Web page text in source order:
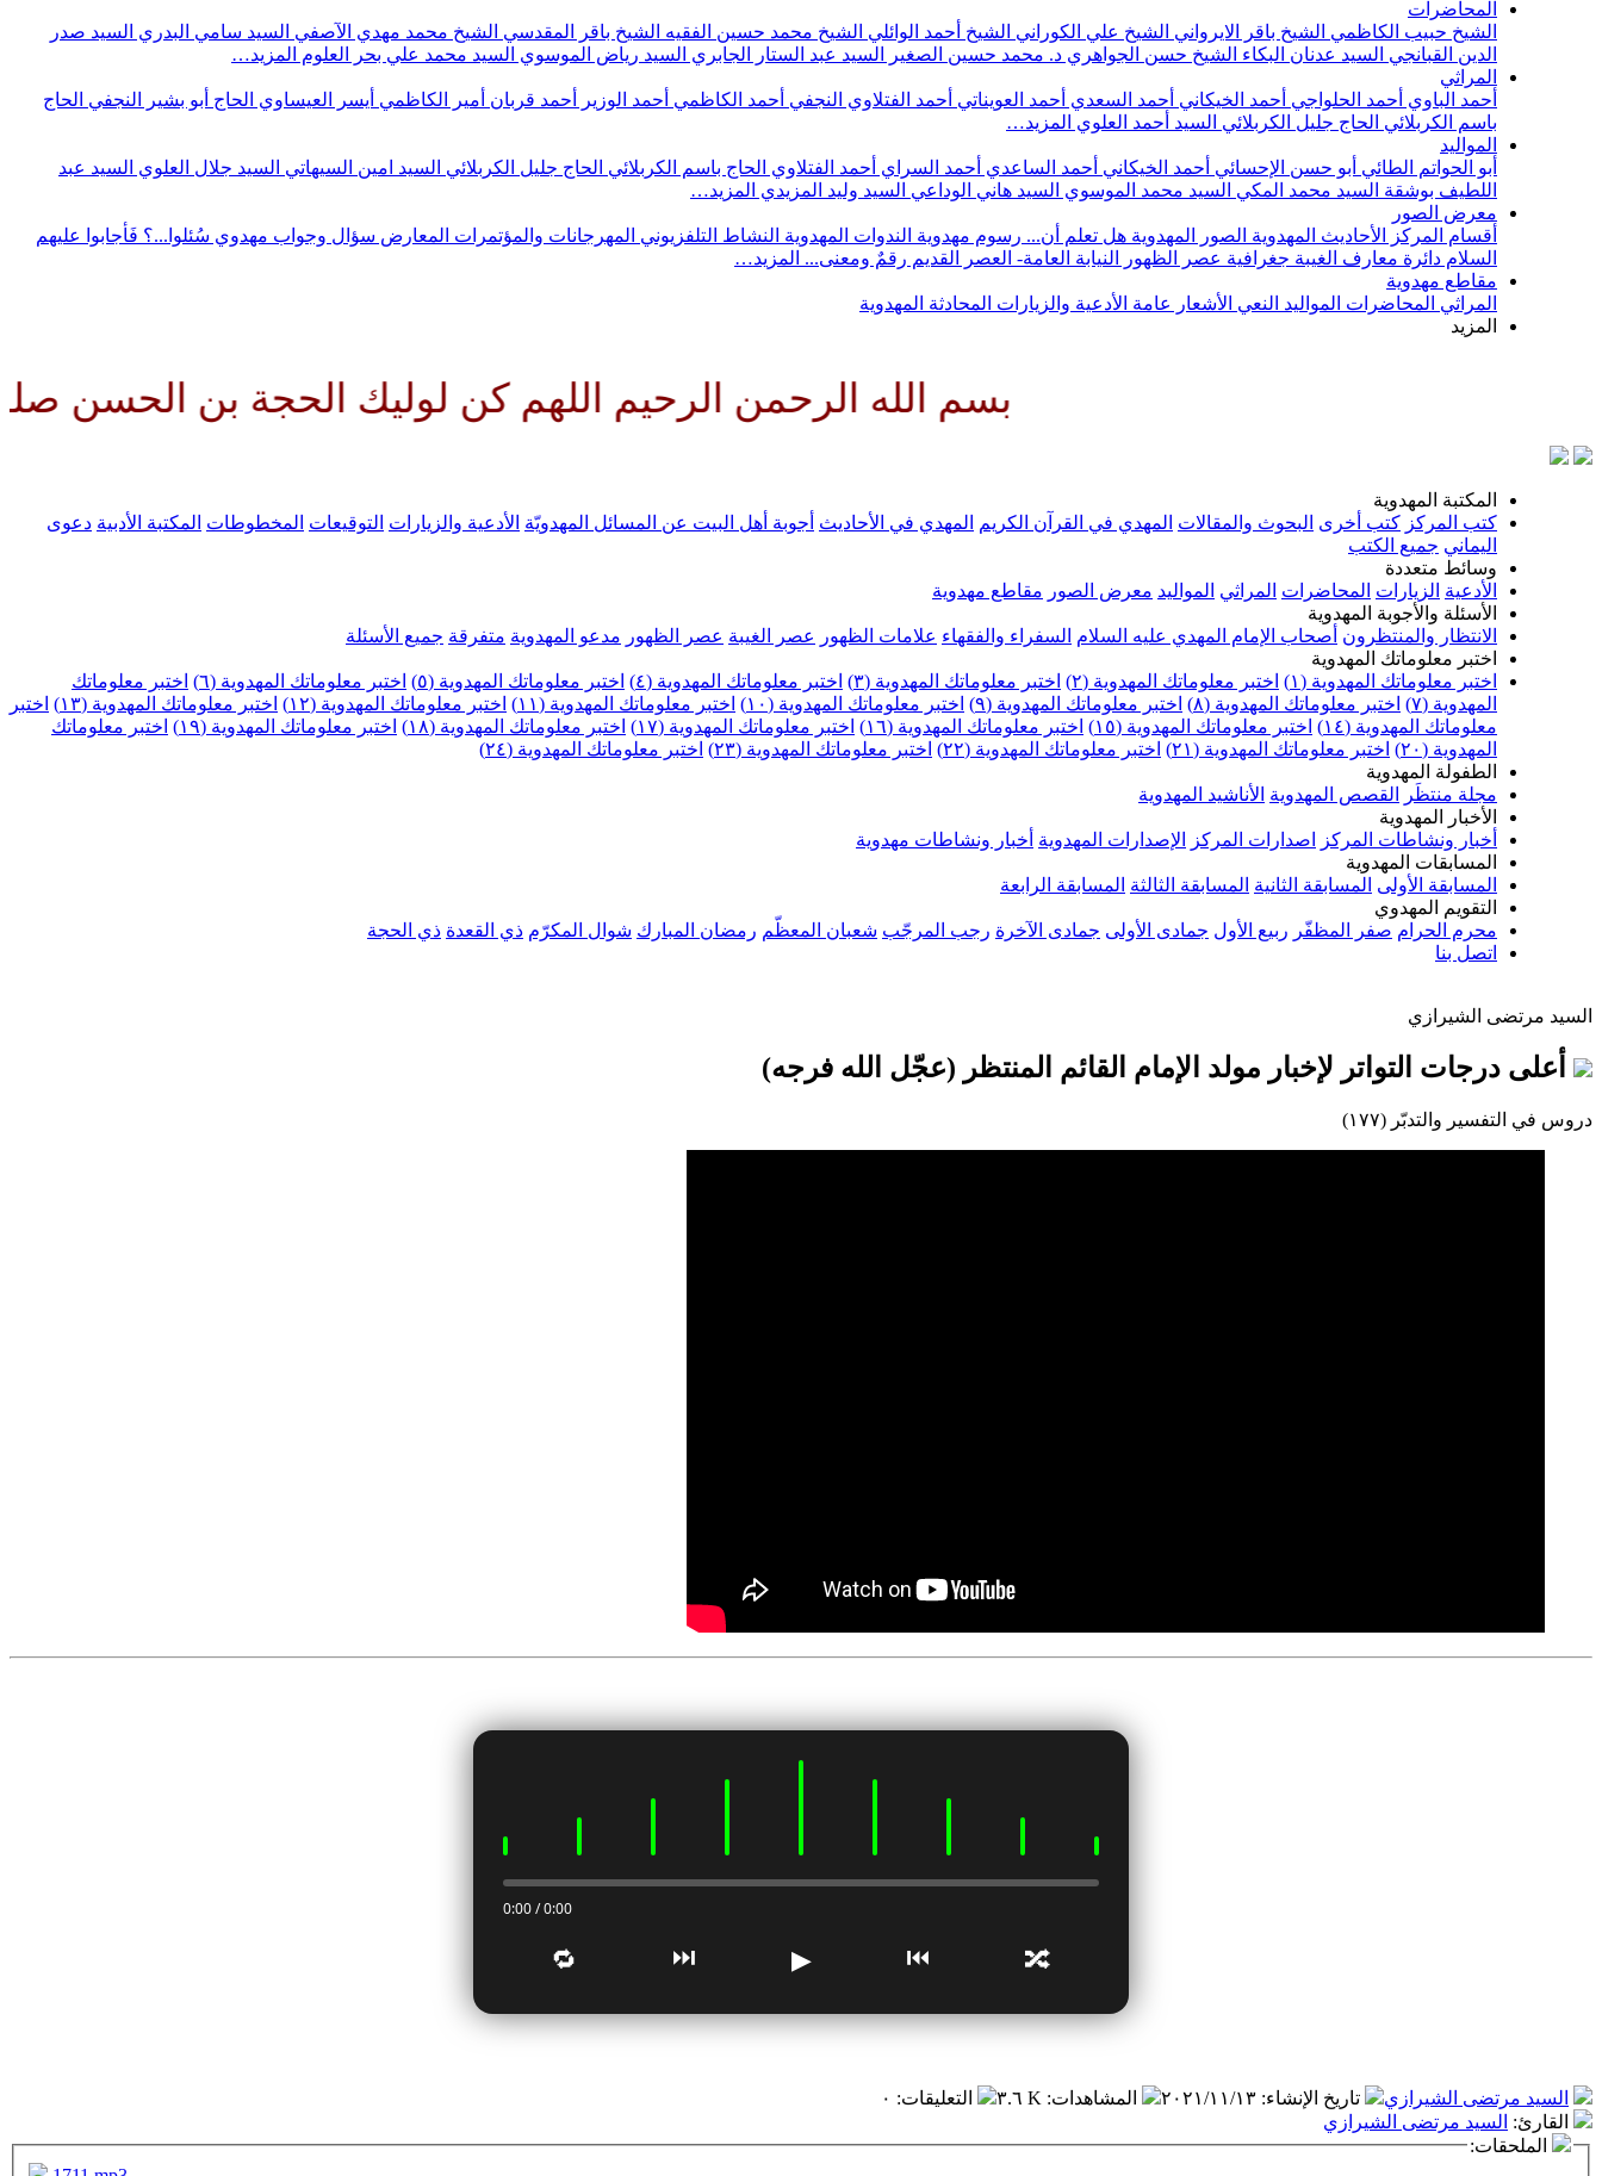
المحاضرات
الشيخ حبيب الكاظمي الشيخ باقر الايرواني الشيخ علي الكوراني الشيخ أحمد الوائلي الشيخ محمد حسين الفقيه الشيخ باقر المقدسي الشيخ محمد مهدي الآصفي السيد سامي البدري السيد صدر
الدين القبانجي السيد عدنان البكاء الشيخ حسن الجواهري د. محمد حسين الصغير السيد عبد الستار الجابري السيد رياض الموسوي السيد محمد علي بحر العلوم المزيد…
المراثي
أحمد الباوي أحمد الحلواجي أحمد الخيكاني أحمد السعدي أحمد العويناتي أحمد الفتلاوي النجفي أحمد الكاظمي أحمد الوزير أحمد قربان أمير الكاظمي أيسر العيساوي الحاج أبو بشير النجفي الحاج
باسم الكربلائي الحاج جليل الكربلائي السيد أحمد العلوي المزيد…
المواليد
أبو الحواتم الطائي أبو حسن الإحسائي أحمد الخيكاني أحمد الساعدي أحمد السراي أحمد الفتلاوي الحاج باسم الكربلائي الحاج جليل الكربلائي السيد امين السيهاتي السيد جلال العلوي السيد عبد
اللطيف بوشقة السيد محمد المكي السيد محمد الموسوي السيد هاني الوداعي السيد وليد المزيدي المزيد…
معرض الصور
أقسام المركز
الأحاديث المهدوية الصور المهدوية هل تعلم أن... رسوم مهدوية الندوات المهدوية النشاط التلفزيوني المهرجانات والمؤتمرات المعارض سؤال وجواب مهدوي سُئلوا...؟ فَأجابوا عليهم
السلام دائرة معارف الغيبة جغرافية عصر الظهور النيابة العامة- العصر القديم رقمٌ ومعنى... المزيد…
مقاطع مهدوية
المراثي المحاضرات المواليد النعي الأشعار عامة الأدعية والزيارات المحادثة المهدوية
المزيد
بسم الله الرحمن الرحيم اللهم كن لوليك الحجة بن الحسن صلواتك
المكتبة المهدوية
كتب المركز كتب أخرى البحوث والمقالات المهدي في القرآن الكريم المهدي في الأحاديث أجوبة أهل البيت عن المسائل المهدويّة الأدعية والزيارات التوقيعات المخطوطات المكتبة الأدبية دعوى
اليماني جميع الكتب
وسائط متعددة
الأدعية الزيارات المحاضرات المراثي المواليد معرض الصور مقاطع مهدوية
الأسئلة والأجوبة المهدوية
الانتظار والمنتظرون أصحاب الإمام المهدي عليه السلام السفراء والفقهاء علامات الظهور عصر الغيبة عصر الظهور مدعو المهدوية متفرقة جميع الأسئلة
اختبر معلوماتك المهدوية
اختبر معلوماتك المهدوية (١)
اختبر معلوماتك المهدوية (٢) اختبر معلوماتك المهدوية (٣) اختبر معلوماتك المهدوية (٤) اختبر معلوماتك المهدوية (٥) اختبر معلوماتك المهدوية (٦)
اختبر معلوماتك
المهدوية (٧)
اختبر معلوماتك المهدوية (٨) اختبر معلوماتك المهدوية (٩) اختبر معلوماتك المهدوية (١٠) اختبر معلوماتك المهدوية (١١) اختبر معلوماتك المهدوية (١٢) اختبر معلوماتك المهدوية (١٣)
اختبر
معلوماتك المهدوية (١٤)
اختبر معلوماتك المهدوية (١٥) اختبر معلوماتك المهدوية (١٦) اختبر معلوماتك المهدوية (١٧) اختبر معلوماتك المهدوية (١٨) اختبر معلوماتك المهدوية (١٩)
اختبر معلوماتك
المهدوية (٢٠)
اختبر معلوماتك المهدوية (٢١) اختبر معلوماتك المهدوية (٢٢) اختبر معلوماتك المهدوية (٢٣)
اختبر معلوماتك المهدوية (٢٤)
الطفولة المهدوية
مجلة منتظَر
القصص المهدوية الأناشيد المهدوية
الأخبار المهدوية
أخبار ونشاطات المركز
اصدارات المركز الإصدارات المهدوية أخبار ونشاطات مهدوية
المسابقات المهدوية
المسابقة الأولى المسابقة الثانية المسابقة الثالثة المسابقة الرابعة
التقويم المهدوي
محرم الحرام صفر المظفّر ربيع الأول جمادى الأولى جمادى الآخرة رجب المرجّب شعبان المعظّم رمضان المبارك شوال المكرّم ذي القعدة ذي الحجة
اتصل بنا
السيد مرتضى الشيرازي
أعلى درجات التواتر لإخبار مولد الإمام القائم المنتظر (عجّل الله فرجه)
دروس في التفسير والتدبّر (١٧٧)
0:00 / 0:00
🔀
⏮
▶
⏭
🔁
السيد مرتضى الشيرازي تاريخ الإنشاء: ٢٠٢١/١١/١٣ المشاهدات: ٣.٦ K التعليقات: ٠
القارئ: السيد مرتضى الشيرازي
الملحقات: